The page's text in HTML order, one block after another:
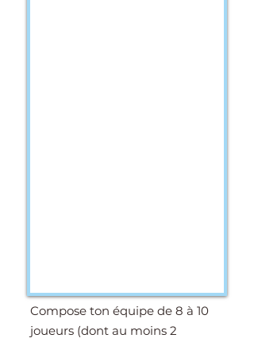
Compose ton équipe de 8 à 10
joueurs (dont au moins 2